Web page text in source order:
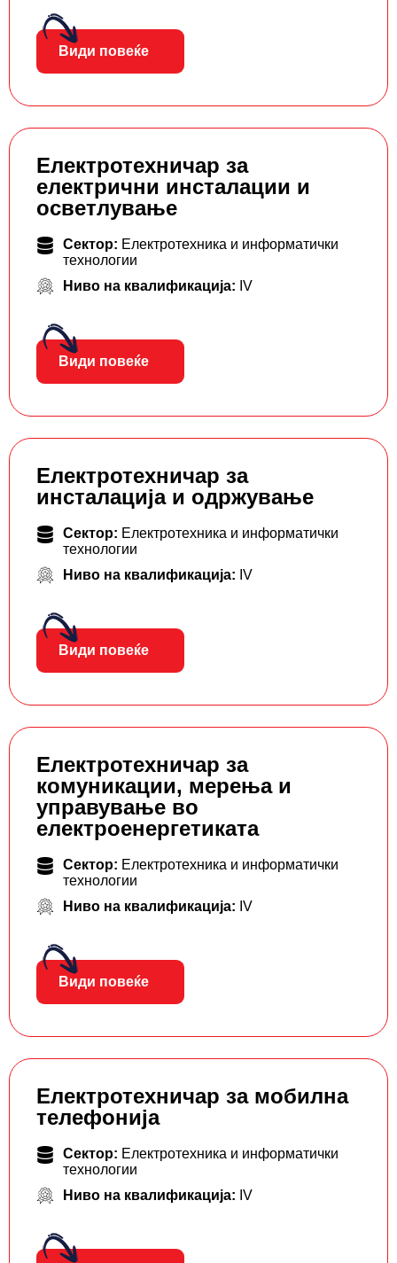
Види повеќе
Електротехничар за
електрични инсталации и
осветлување
Сектор: Електротехника и информатички
технологии
Ниво на квалификација: IV
Види повеќе
Електротехничар за
инсталација и одржување
Сектор: Електротехника и информатички
технологии
Ниво на квалификација: IV
Види повеќе
Електротехничар за
комуникации, мерења и
управување во
електроенергетиката
Сектор: Електротехника и информатички
технологии
Ниво на квалификација: IV
Види повеќе
Електротехничар за мобилна
телефонија
Сектор: Електротехника и информатички
технологии
Ниво на квалификација: IV